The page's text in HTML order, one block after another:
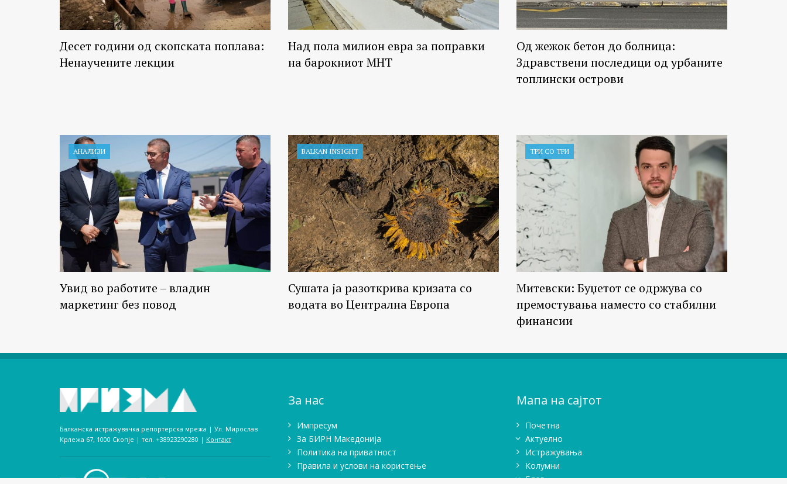
Десет години од скопската поплава:
Ненаучените лекции
Над пола милион евра за поправки
на барокниот МНТ
Од жежок бетон до болница:
Здравствени последици од урбаните
топлински острови
АНАЛИЗИ
Увид во работите – владин
маркетинг без повод
BALKAN INSIGHT
Сушата ја разоткрива кризата со
водата во Централна Европа
ТРИ СО ТРИ
Митевски: Буџетот се одржува со
премостувања наместо со стабилни
финансии
Балканска истражувачка репортерска мрежа | Ул. Мирослав
Крлежа 67, 1000 Скопје | тел. +38923290280­ | Контакт
За нас
Импресум
Зa БИРН Македонија
Политика на приватност
Правила и услови на користење
Мапа на сајтот
Почетна
Актуелно
Истражувањa
Колумни
Блог